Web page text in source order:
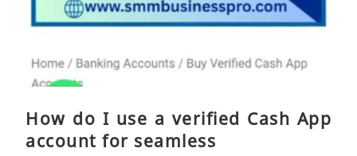
How do I use a verified Cash App
account for seamless